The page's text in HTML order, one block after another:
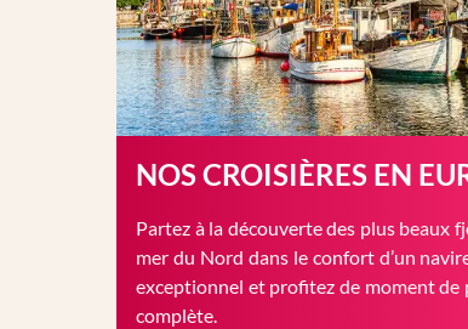
NOS CROISIÈRES EN
Partez à la découverte des plus beaux
mer du Nord dans le confort d’un
exceptionnel et profitez de moment de
complète.